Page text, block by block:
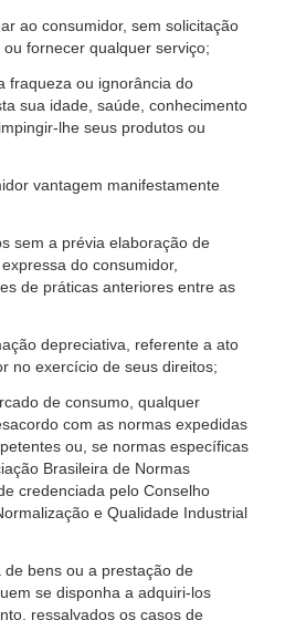
ao consumidor, sem solicitação
fornecer qualquer serviço;
fraqueza ou ignorância do
sua idade, saúde, conhecimento
lhe seus produtos ou
vantagem manifestamente
sem a prévia elaboração de
do consumidor,
de práticas anteriores entre as
depreciativa, referente a ato
no exercício de seus direitos;
de consumo, qualquer
com as normas expedidas
ou, se normas específicas
Brasileira de Normas
credenciada pelo Conselho
e Qualidade Industrial
de bens ou a prestação de
se disponha a adquiri-los
ressalvados os casos de